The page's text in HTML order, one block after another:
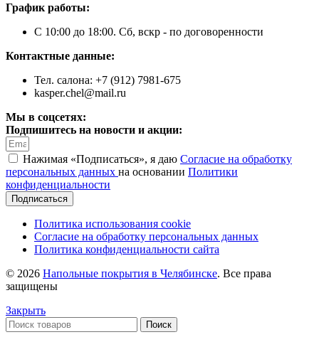
График работы:
С 10:00 до 18:00. Сб, вскр - по договоренности
Контактные данные:
Тел. салона: +7 (912) 7981-675
kasper.chel@mail.ru
Мы в соцсетях:
Подпишитесь на новости и акции:
Нажимая «Подписаться», я даю Согласие на обработку
персональных данных на основании Политики
конфиденциальности
Подписаться
Политика использования cookie
Согласие на обработку персональных данных
Политика конфиденциальности сайта
© 2026 Напольные покрытия в Челябинске. Все права
защищены
Закрыть
Поиск